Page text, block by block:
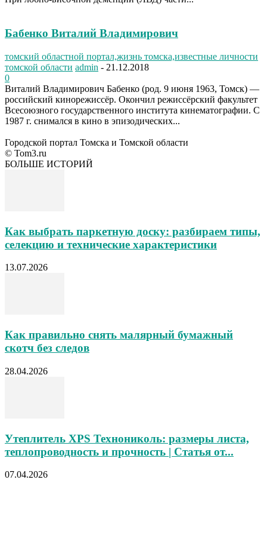
Бабенко Виталий Владимирович
томский областной портал,жизнь томска,известные личности
томской области admin - 21.12.2018
0
Виталий Владимирович Бабенко (род. 9 июня 1963, Томск) —
российский кинорежиссёр. Окончил режиссёрский факультет
Всесоюзного государственного института кинематографии. С
1987 г. снимался в кино в эпизодических...
Городской портал Томска и Томской области
© Tom3.ru
БОЛЬШЕ ИСТОРИЙ
Как выбрать паркетную доску: разбираем типы,
селекцию и технические характеристики
13.07.2026
Как правильно снять малярный бумажный
скотч без следов
28.04.2026
Утеплитель XPS Технониколь: размеры листа,
теплопроводность и прочность | Статья от...
07.04.2026